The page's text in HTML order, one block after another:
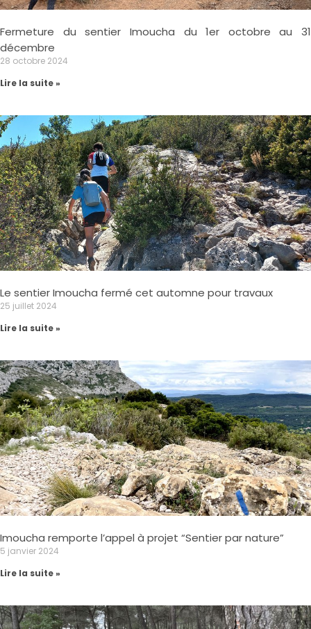
Fermeture du sentier Imoucha du 1er octobre au 31
décembre
28 octobre 2024
Lire la suite »
Le sentier Imoucha fermé cet automne pour travaux
25 juillet 2024
Lire la suite »
Imoucha remporte l’appel à projet “Sentier par nature”
5 janvier 2024
Lire la suite »